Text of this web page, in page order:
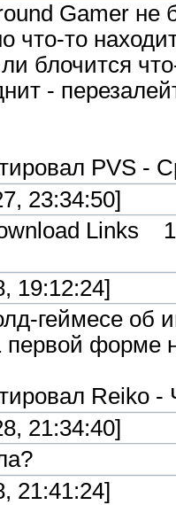
Gamer не
что-то
блочится
-
PVS -
23:34:50]
Links 1
19:12:24]
геймесе об
первой
Reiko -
21:34:40]
21:41:24]